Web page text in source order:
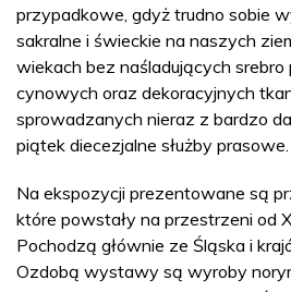
przypadkowe, gdyż trudno sobie
sakralne i świeckie na naszych
wiekach bez naśladujących
cynowych oraz dekoracyjnych
sprowadzanych nieraz z bardzo
piątek diecezjalne służby prasowe.
Na ekspozycji prezentowane są
które powstały na przestrzeni od
Pochodzą głównie ze Śląska i
Ozdobą wystawy są wyroby